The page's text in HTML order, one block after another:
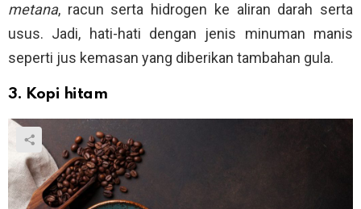
metana, racun serta hidrogen ke aliran darah serta
usus. Jadi, hati-hati dengan jenis minuman manis
seperti jus kemasan yang diberikan tambahan gula.
3. Kopi hitam